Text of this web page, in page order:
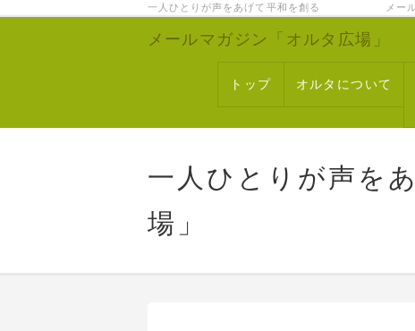
一人ひとりが声をあげて平和を創る メールマ
メールマガジン「オルタ広場」
トップ オルタについて
一人ひとりが声を
場」